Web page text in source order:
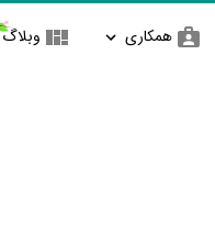
همکاری وبلاگ